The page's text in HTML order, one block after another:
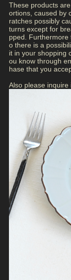
These products
ortions, caused by
ratches possibly
turns except for
pped. Furthermore
o there is a
it in your shopping
ou know through
hase that you
Also please inquire